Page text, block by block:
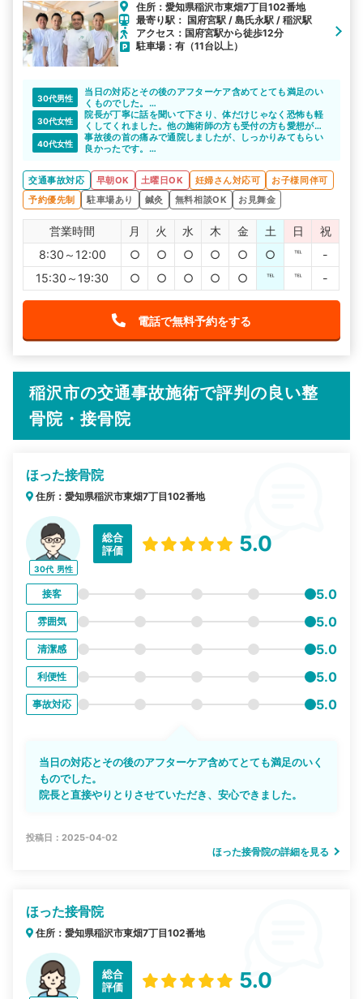
住所：愛知県稲沢市東畑7丁目102番地
最寄り駅： 国府宮駅 / 島氏永駅 / 稲沢駅
アクセス：国府宮駅から徒歩12分
駐車場：有（11台以上）
30代男性
当日の対応とその後のアフターケア含めてとても満足のい
くものでした。
院長と直接やりとりさせていただき、安心できました。
30代女性
院長が丁寧に話を聞いて下さり、体だけじゃなく恐怖も軽
くしてくれました。他の施術師の方も受付の方も愛想がよ
く優しいです。施術時、待ち時間は多少ありますがウォー
ターベットや電気は待ち時間なく行って頂いてます。
40代女性
事故後の首の痛みで通院しましたが、しっかりみてもらい
良かったです。
な感じなのか不安な部分もありましたが、不安な部分は相
談でき安心して取り掛かることができました。
交通事故対応 早朝OK 土曜日OK 妊婦さん対応可
お子様同伴可
予約優先制
駐車場あり 鍼灸 無料相談OK お見舞金
営業時間 月 火 水 木 金 土 日
祝
8:30～12:00
○ ○ ○ ○ ○ ○ ℡
-
15:30～19:30
○ ○ ○ ○ ○ ℡ ℡ -
電話で無料予約をする
稲沢市の交通事故施術で評判の良い整
骨院・接骨院
ほった接骨院
住所：愛知県稲沢市東畑7丁目102番地
30代 男性
総合
評価
5.0
接客 5.0
雰囲気 5.0
清潔感 5.0
利便性 5.0
事故対応 5.0
当日の対応とその後のアフターケア含めてとても満足のいく
ものでした。
院長と直接やりとりさせていただき、安心できました。
投稿日：2025-04-02
ほった接骨院の詳細を見る
ほった接骨院
住所：愛知県稲沢市東畑7丁目102番地
総合
評価
5.0